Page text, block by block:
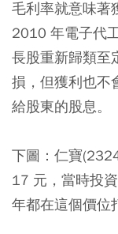
毛利率就意味著
2010 年電子代
長股重新歸類至
損，但獲利也不
給股東的股息。
下圖：仁寶
17 元，當時投
年都在這個價位